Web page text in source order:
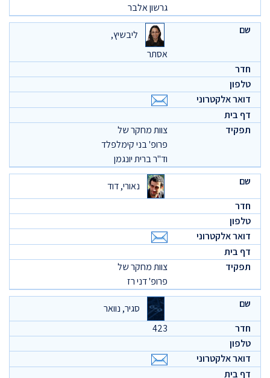
גרשון אלבר
ליבשיץ,
אסתר
צוות מחקר של
פרופ' בני קימלפלד
וד"ר ברית יונגמן
נאורי, דוד
צוות מחקר של
פרופ' דני רז
סגיר, נוואר
423